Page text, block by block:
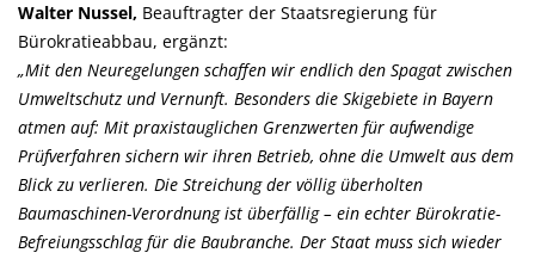
Walter Nussel, Beauftragter der Staatsregierung für
Bürokratieabbau, ergänzt:
Mit den Neuregelungen schaffen wir endlich den Spagat zwischen
Umweltschutz und Vernunft. Besonders die Skigebiete in Bayern
atmen auf: Mit praxistauglichen Grenzwerten für aufwendige
Prüfverfahren sichern wir ihren Betrieb, ohne die Umwelt aus dem
Blick zu verlieren. Die Streichung der völlig überholten
Baumaschinen-Verordnung ist überfällig – ein echter Bürokratie-
Befreiungsschlag für die Baubranche. Der Staat muss sich wieder